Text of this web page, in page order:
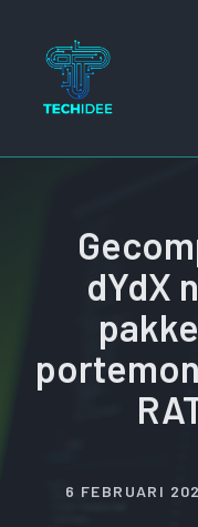
inhoud
dYdX
6 FEBRUARI